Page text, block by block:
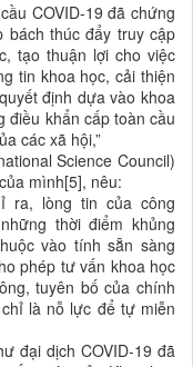
COVID-19 đã chứng
thúc đẩy truy cập
, tạo thuận lợi cho việc
tin khoa học, cải thiện
định dựa vàokhoa
điều khẩn cấp toàn cầu
các xã hội,”
Science Council)
mình[5], nêu:
ra, lòng tin của công
thời điểm khủng
vào tính sẵn sàng
phép tư vấn khoa học
tuyên bố của chính
chỉ là nỗ lực để tự miễn
đại dịch COVID-19 đã